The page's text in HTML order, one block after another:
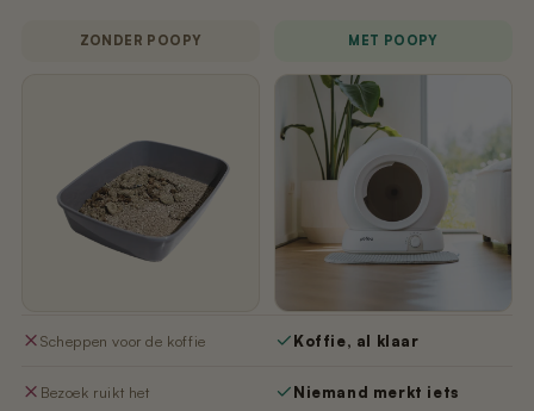
ZONDER POOPY MET POOPY
Scheppen voor de koffie Koffie, al klaar
Bezoek ruikt het Niemand merkt iets